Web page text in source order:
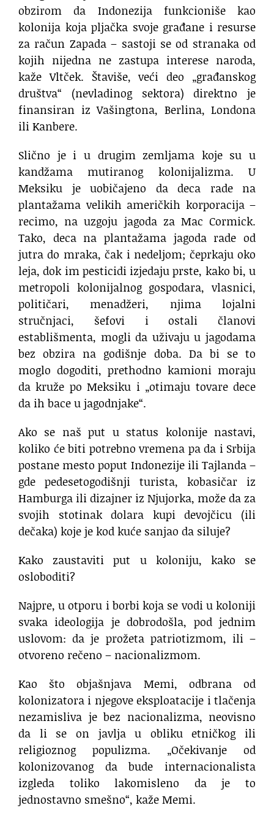
obzirom da Indonezija funkcioniše kao
kolonija koja pljačka svoje građane i resurse
za račun Zapada – sastoji se od stranaka od
kojih nijedna ne zastupa interese naroda,
kaže Vltček. Štaviše, veći deo „građanskog
društva“ (nevladinog sektora) direktno je
finansiran iz Vašingtona, Berlina, Londona
ili Kanbere.
Slično je i u drugim zemljama koje su u
kandžama mutiranog kolonijalizma. U
Meksiku je uobičajeno da deca rade na
plantažama velikih američkih korporacija –
recimo, na uzgoju jagoda za Mac Cormick.
Tako, deca na plantažama jagoda rade od
jutra do mraka, čak i nedeljom; čeprkaju oko
leja, dok im pesticidi izjedaju prste, kako bi, u
metropoli kolonijalnog gospodara, vlasnici,
političari, menadžeri, njima lojalni
stručnjaci, šefovi i ostali članovi
establišmenta, mogli da uživaju u jagodama
bez obzira na godišnje doba. Da bi se to
moglo dogoditi, prethodno kamioni moraju
da kruže po Meksiku i „otimaju tovare dece
da ih bace u jagodnjake“.
Ako se naš put u status kolonije nastavi,
koliko će biti potrebno vremena pa da i Srbija
postane mesto poput Indonezije ili Tajlanda –
gde pedesetogodišnji turista, kobasičar iz
Hamburga ili dizajner iz Njujorka, može da za
svojih stotinak dolara kupi devojčicu (ili
dečaka) koje je kod kuće sanjao da siluje?
Kako zaustaviti put u koloniju, kako se
osloboditi?
Najpre, u otporu i borbi koja se vodi u koloniji
svaka ideologija je dobrodošla, pod jednim
uslovom: da je prožeta patriotizmom, ili –
otvoreno rečeno – nacionalizmom.
Kao što objašnjava Memi, odbrana od
kolonizatora i njegove eksploatacije i tlačenja
nezamisliva je bez nacionalizma, neovisno
da li se on javlja u obliku etničkog ili
religioznog populizma. „Očekivanje od
kolonizovanog da bude internacionalista
izgleda toliko lakomisleno da je to
jednostavno smešno“, kaže Memi.